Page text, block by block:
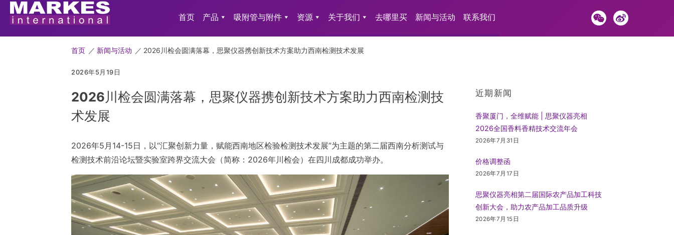
首页 产品 吸附管与附件 资源 关于我们 去哪里买 新闻与活动 联系我们
首页 ／ 新闻与活动 ／ 2026川检会圆满落幕，思聚仪器携创新技术方案助力西南检测技术发展
2026年5月19日
2026川检会圆满落幕，思聚仪器携创新技术方案助力西南检测技
术发展
2026年5月14-15日，以“汇聚创新力量，赋能西南地区检验检测技术发展”为主题的第二届西南分析测试与
检测技术前沿论坛暨实验室跨界交流大会（简称：2026年川检会）在四川成都成功举办。
近期新闻
香聚厦门，全维赋能 | 思聚仪器亮相
2026全国香料香精技术交流年会
2026年7月31日
价格调整函
2026年7月17日
思聚仪器亮相第二届国际农产品加工科技
创新大会，助力农产品加工品质升级
2026年7月15日